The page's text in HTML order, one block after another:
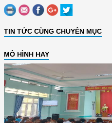
TIN TỨC CÙNG CHUYÊN MỤC
MÔ HÌNH HAY